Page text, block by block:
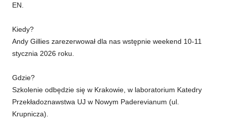
EN.
Kiedy?
Andy Gillies zarezerwował dla nas wstępnie weekend 10-11
stycznia 2026 roku.
Gdzie?
Szkolenie odbędzie się w Krakowie, w laboratorium Katedry
Przekładoznawstwa UJ w Nowym Paderevianum (ul.
Krupnicza).